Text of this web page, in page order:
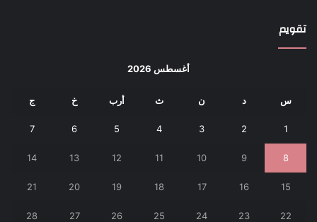
تقويم
أغسطس 2026
س د ن ث أرب خ ج
1
2
3
4
5
6
7
8
9
10
11
12
13
14
15
16
17
18
19
20
21
22
23
24
25
26
27
28